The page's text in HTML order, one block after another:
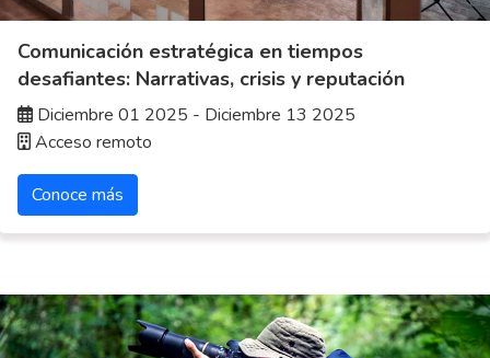
Comunicación estratégica en tiempos
desafiantes: Narrativas, crisis y reputación
Diciembre 01 2025 - Diciembre 13 2025
Acceso remoto
Conoce más